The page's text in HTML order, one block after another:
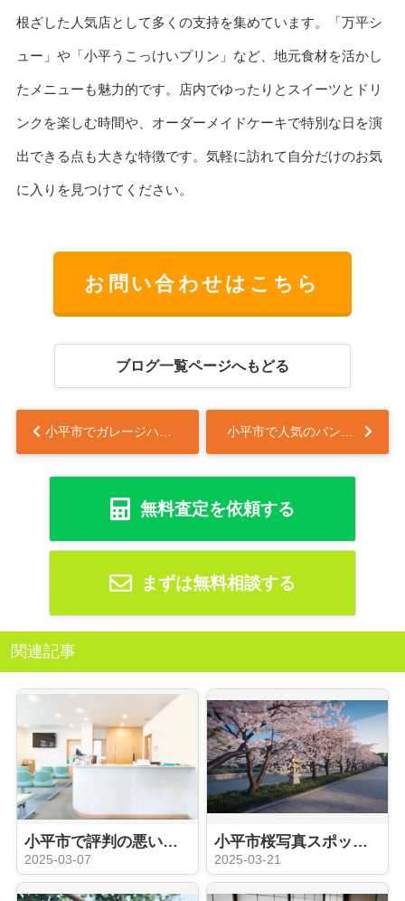
根ざした人気店として多くの支持を集めています。「万平シ
ュー」や「小平うこっけいプリン」など、地元食材を活かし
たメニューも魅力的です。店内でゆったりとスイーツとドリ
ンクを楽しむ時間や、オーダーメイドケーキで特別な日を演
出できる点も大きな特徴です。気軽に訪れて自分だけのお気
に入りを見つけてください。
お問い合わせはこちら
ブログ一覧ページへもどる
無料査定を依頼する
まずは無料相談する
関連記事
小平市で評判の悪い病院を探している？クチコミの活用法を解説
2025-03-07
小平市桜写真スポットはどこ？撮影のコツをご紹介
2025-03-21